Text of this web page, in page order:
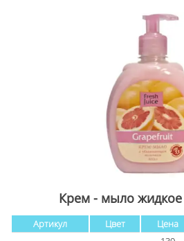
Крем - мыло жидкое
Артикул Цвет Цена